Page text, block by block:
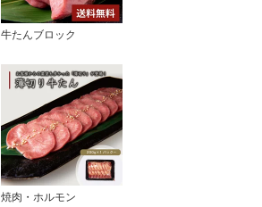
牛たんブロック
焼肉・ホルモン